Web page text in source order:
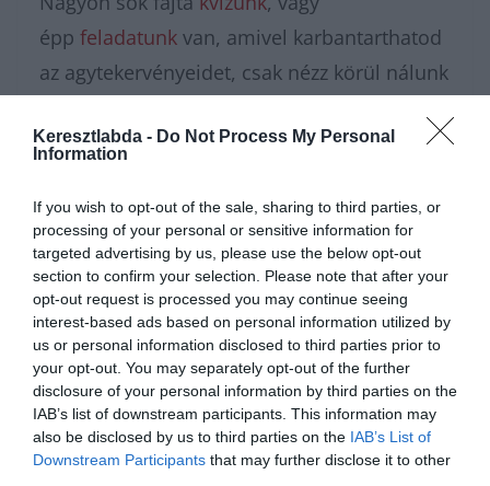
Keresztlabda - Do Not Process My Personal
Information
If you wish to opt-out of the sale, sharing to third parties, or
processing of your personal or sensitive information for
targeted advertising by us, please use the below opt-out
section to confirm your selection. Please note that after your
opt-out request is processed you may continue seeing
interest-based ads based on personal information utilized by
us or personal information disclosed to third parties prior to
your opt-out. You may separately opt-out of the further
disclosure of your personal information by third parties on the
IAB’s list of downstream participants. This information may
also be disclosed by us to third parties on the IAB’s List of
Downstream Participants that may further disclose it to other
épp feladatunk van, amivel karbantarthatod
az agytekervényeidet, csak nézz körül nálunk
feladatokat találhatsz!
Hirdetés